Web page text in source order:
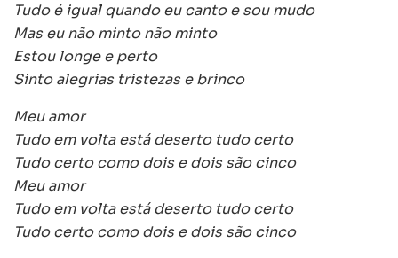
Tudo é igual quando eu canto e sou mudo
Mas eu não minto não minto
Estou longe e perto
Sinto alegrias tristezas e brinco
Meu amor
Tudo em volta está deserto tudo certo
Tudo certo como dois e dois são cinco
Meu amor
Tudo em volta está deserto tudo certo
Tudo certo como dois e dois são cinco